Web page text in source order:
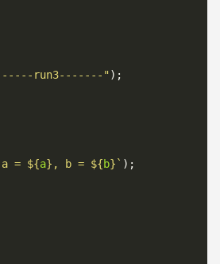
run3-------");
a = ${a} , b = ${b} ` );